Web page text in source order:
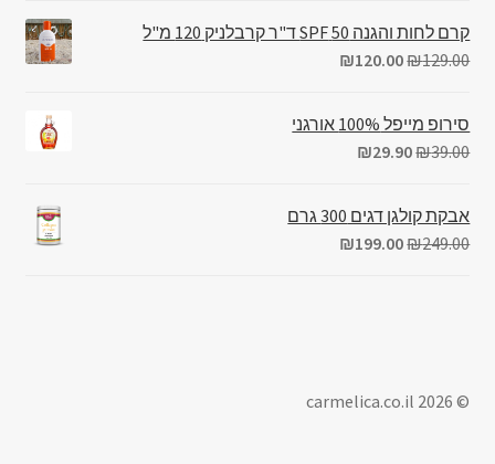
קרם לחות והגנה 50 SPF ד"ר קרבלניק 120 מ"ל
₪129.00
₪120.00
סירופ מייפל 100% אורגני
₪39.00
₪29.90
אבקת קולגן דגים 300 גרם
₪249.00
₪199.00
© carmelica.co.il 2026